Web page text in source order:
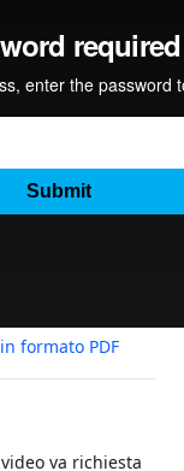
formato PDF
va richiesta